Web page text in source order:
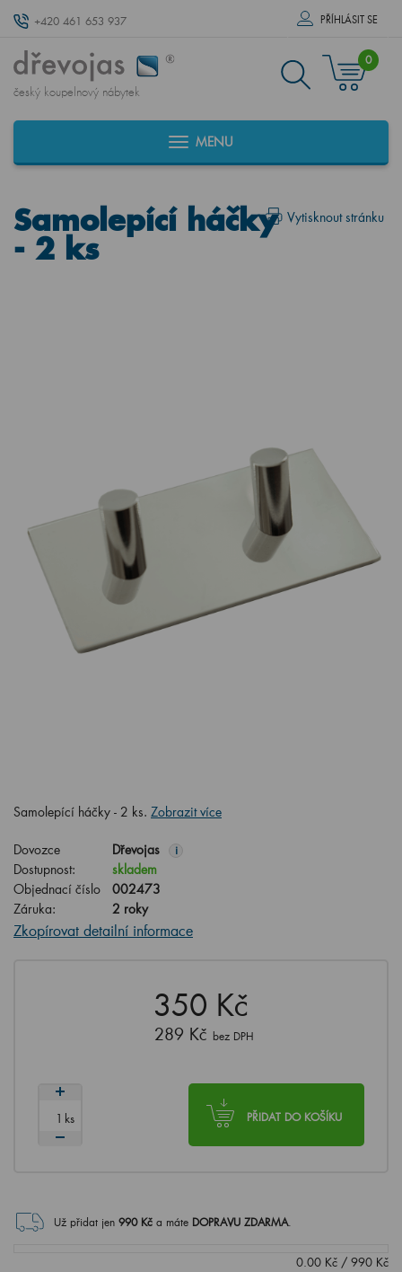
+420 461 653 937 PŘÍHLÁSIT SE
český koupelnový nábytek
0
MENU
Vytisknout stránku
Samolepící háčky
- 2 ks
Samolepící háčky - 2 ks. Zobrazit více
Dovozce Dřevojas i
Dostupnost:
skladem
Objednací číslo
002473
Záruka:
2 roky
Zkopírovat detailní informace
350 Kč
289 Kč bez DPH
PŘIDAT DO KOŠÍKU
ks
Už přidat jen 990Kč a máte DOPRAVU ZDARMA.
0.00 Kč / 990 Kč